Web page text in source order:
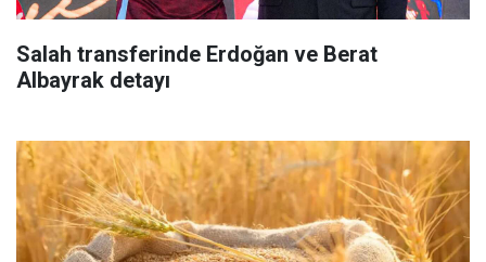
Salah transferinde Erdoğan ve Berat
Albayrak detayı